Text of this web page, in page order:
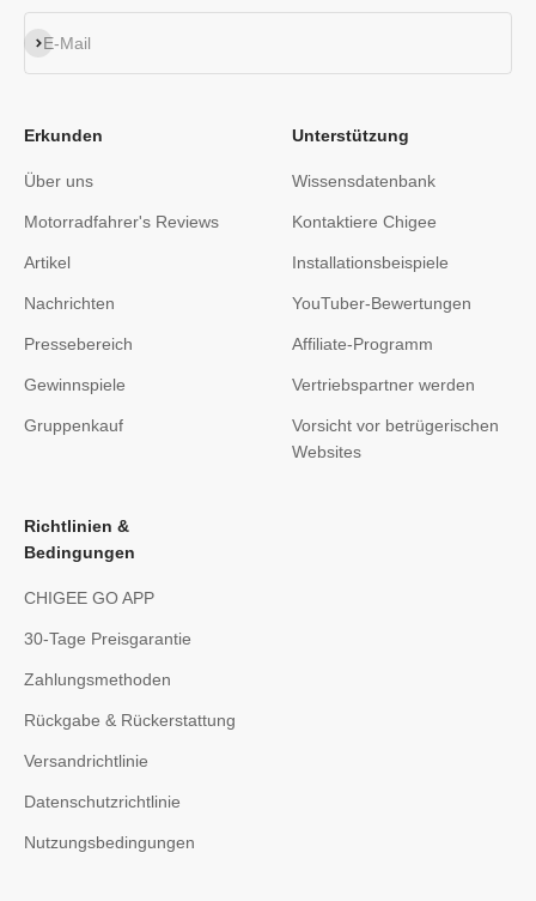
E-Mail
Abonnieren
Erkunden
Über uns
Motorradfahrer's Reviews
Artikel
Nachrichten
Pressebereich
Gewinnspiele
Gruppenkauf
Unterstützung
Wissensdatenbank
Kontaktiere Chigee
Installationsbeispiele
YouTuber-Bewertungen
Affiliate-Programm
Vertriebspartner werden
Vorsicht vor betrügerischen
Websites
Richtlinien &
Bedingungen
CHIGEE GO APP
30-Tage Preisgarantie
Zahlungsmethoden
Rückgabe & Rückerstattung
Versandrichtlinie
Datenschutzrichtlinie
Nutzungsbedingungen